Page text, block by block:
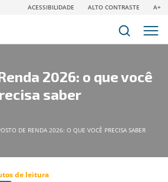
ACESSIBILIDADE ALTO CONTRASTE A+
2026: o que você
saber
DE RENDA 2026: O QUE VOCÊ PRECISA SABER
de leitura